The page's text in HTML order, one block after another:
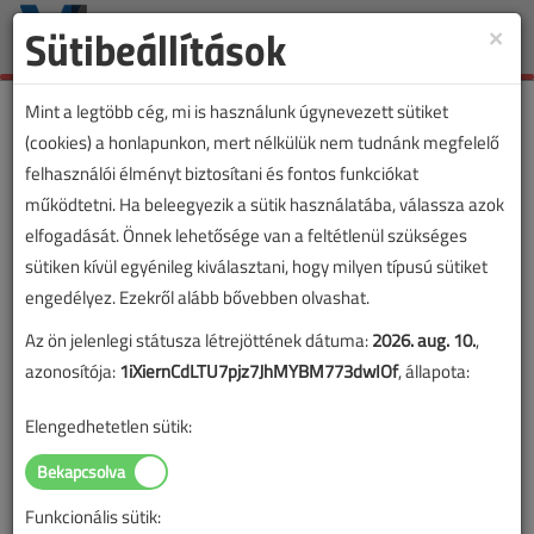
Toggle
Lapszám:
TARTALOM
Szakmakörnyezet
Az elektrifikáció jelenlegi
helyzete és előrejelzései
2024/6. lapszám|
×
Sütibeállítások
Mint a legtöbb cég, mi is használunk úgynevezett sütiket
(cookies) a honlapunkon, mert nélkülük nem tudnánk megfelelő
felhasználói élményt biztosítani és fontos funkciókat
működtetni. Ha beleegyezik a sütik használatába, válassza azok
elfogadását. Önnek lehetősége van a feltétlenül szükséges
sütiken kívül egyénileg kiválasztani, hogy milyen típusú sütiket
engedélyez. Ezekről alább bővebben olvashat.
Az ön jelenlegi státusza létrejöttének dátuma:2026. aug. 10.,
azonosítója:1iXiernCdLTU7pjz7JhMYBM773dwIOf, állapota:
Elengedhetetlen sütik:
Funkcionális sütik: